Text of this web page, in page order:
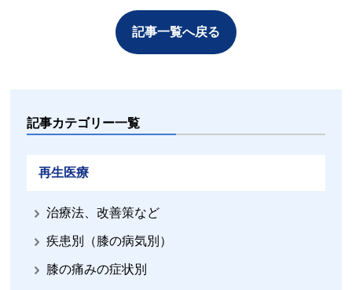
記事一覧へ戻る
記事カテゴリー一覧
再生医療
治療法、改善策など
疾患別（膝の病気別）
膝の痛みの症状別